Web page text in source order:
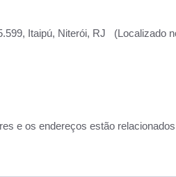
Itaipú, Niterói, RJ (Localizado
e os endereços estão